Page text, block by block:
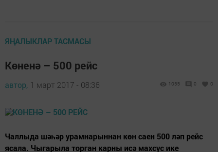
ЯҢАЛЫКЛАР ТАСМАСЫ
Көненә – 500 рейс
автор, 1 март 2017 - 08:36 1055 0 0
Чаллыда шәһәр урамнарыннан көн саен 500 ләп рейс
ясала. Чыгарыла торган карны исә махсус ике